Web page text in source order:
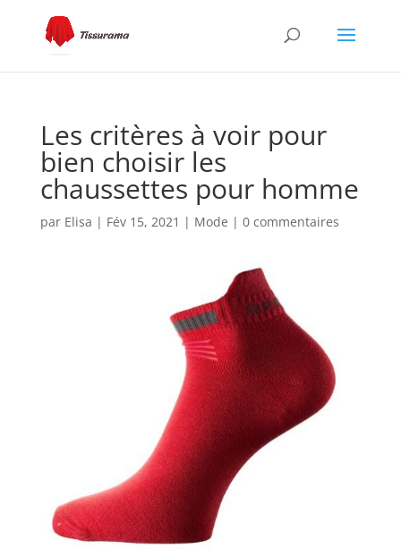
Les critères à voir pour
bien choisir les
chaussettes pour homme
par Elisa | Fév 15, 2021 | Mode | 0 commentaires